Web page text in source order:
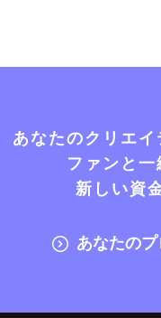
あなたのクリエ
ファンと
新しい資
あなたの